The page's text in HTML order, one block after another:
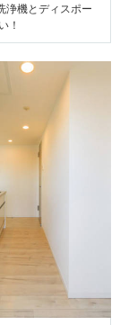
浄機とディスポー
！